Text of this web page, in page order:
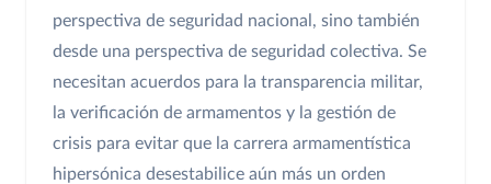
perspectiva de seguridad nacional, sino también
desde una perspectiva de seguridad colectiva. Se
necesitan acuerdos para la transparencia militar,
la verificación de armamentos y la gestión de
crisis para evitar que la carrera armamentística
hipersónica desestabilice aún más un orden